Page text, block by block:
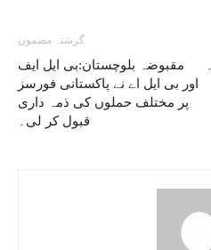
گزشتہ مضمون
مقبوضہ بلوچستان:بی ایل ایف
اور بی ایل اے نے پاکستانی فورسز
پر مختلف حملوں کی ذمہ داری
قبول کر لی۔